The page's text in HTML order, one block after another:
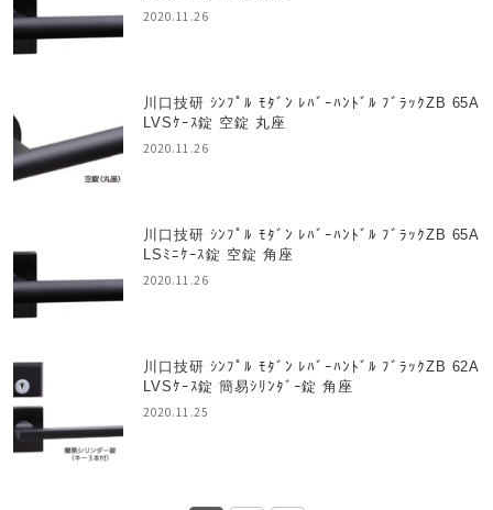
2020.11.26
川口技研 ｼﾝﾌﾟﾙ ﾓﾀﾞﾝ ﾚﾊﾞｰﾊﾝﾄﾞﾙ ﾌﾞﾗｯｸZB 65A
LVSｹｰｽ錠 空錠 丸座
2020.11.26
川口技研 ｼﾝﾌﾟﾙ ﾓﾀﾞﾝ ﾚﾊﾞｰﾊﾝﾄﾞﾙ ﾌﾞﾗｯｸZB 65A
LSﾐﾆｹｰｽ錠 空錠 角座
2020.11.26
川口技研 ｼﾝﾌﾟﾙ ﾓﾀﾞﾝ ﾚﾊﾞｰﾊﾝﾄﾞﾙ ﾌﾞﾗｯｸZB 62A
LVSｹｰｽ錠 簡易ｼﾘﾝﾀﾞｰ錠 角座
2020.11.25